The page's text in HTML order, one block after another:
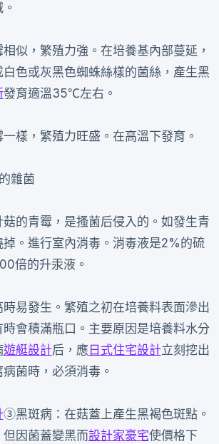
似，繁殖力強。在培養基內部蔓延，
白色或灰黑色蜘蛛絲樣的菌絲，產生黑
發育適溫35℃左右。
樣，繁殖力旺盛。在高溫下發育。
雜菌
的青霉，是搔菌后侵入的。如發生青
。進行室內消毒。消毒液是2%的硫
倍的升汞液。
易發生。繁殖之初在培養料表面滲出
會積滿瓶口。主要原因是培養料水分
遊艇設計后，應日式住宅設計立刻挖出
菌時，必須消毒。
③黑斑病：在菇蓋上產生黑褐色斑點。
因菌蓋變黑而設計家豪宅使價格下